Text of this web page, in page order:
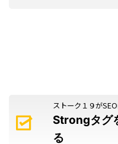
ストーク１９が
Strongタグ
る